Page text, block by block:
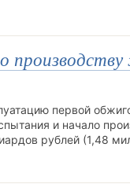
первой
и начало
рублей (1,48